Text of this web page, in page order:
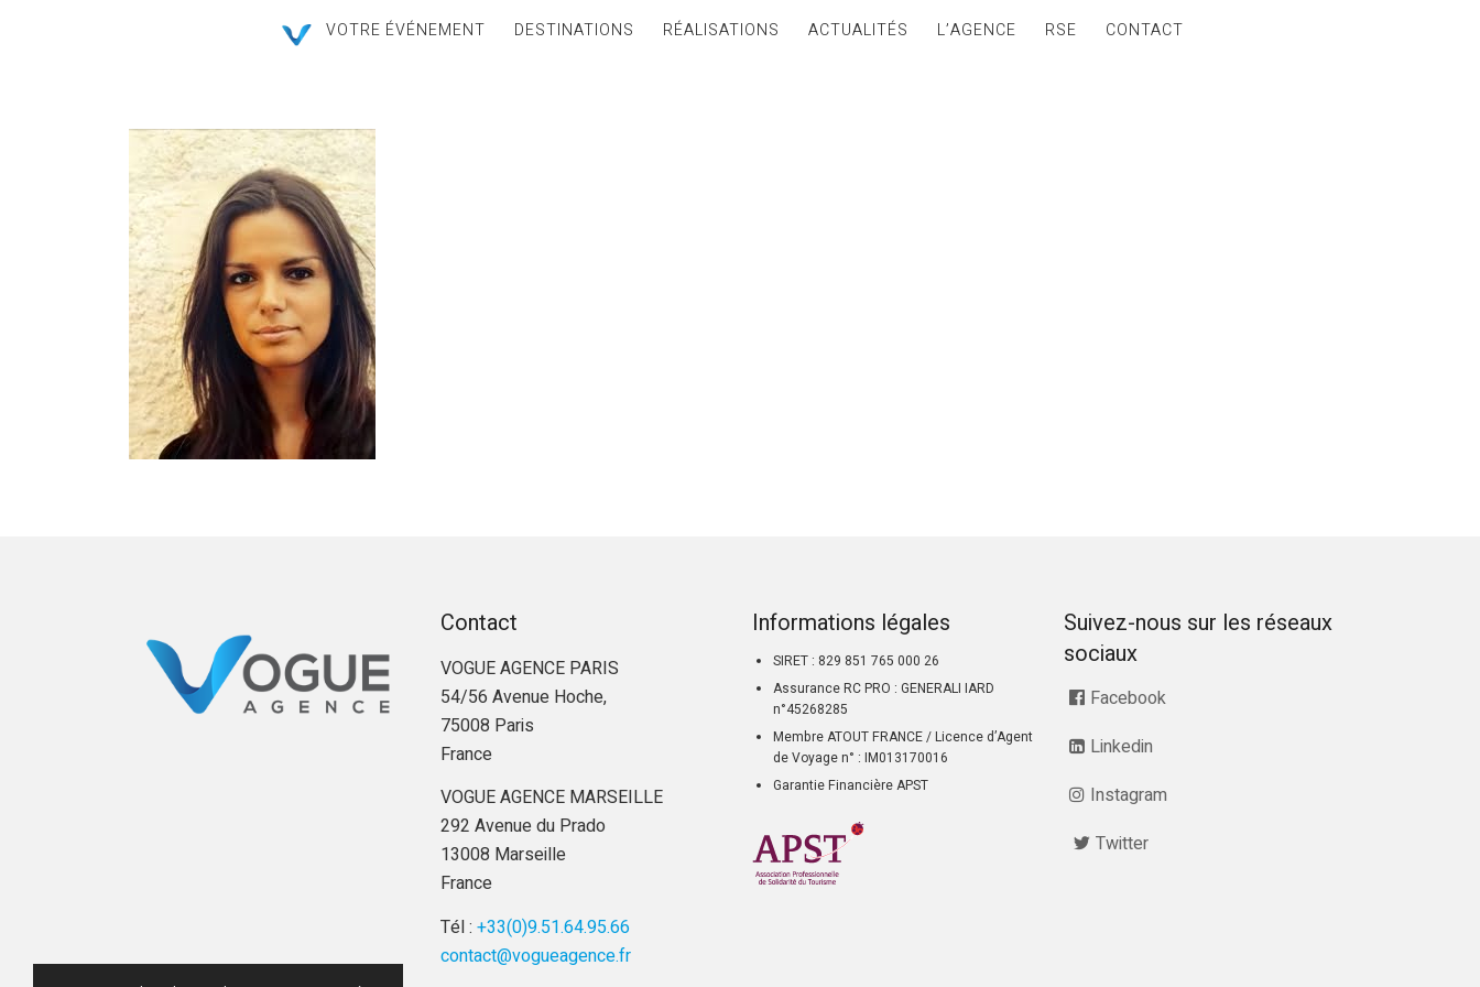
VOTRE ÉVÉNEMENT DESTINATIONS RÉALISATIONS ACTUALITÉS L’AGENCE RSE CONTACT
Contact
VOGUE AGENCE PARIS
54/56 Avenue Hoche,
75008 Paris
France
VOGUE AGENCE MARSEILLE
292 Avenue du Prado
13008 Marseille
France
Tél :+33(0)9.51.64.95.66
contact@vogueagence.fr
Informations légales
SIRET : 829 851 765 000 26
Assurance RC PRO : GENERALI IARD
n°45268285
Membre ATOUT FRANCE / Licence d’Agent
de Voyage n° : IM013170016
Garantie Financière APST
Suivez-nous sur les réseaux
sociaux
Facebook
Linkedin
Instagram
Twitter